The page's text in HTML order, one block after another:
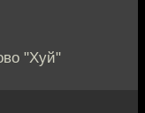
"Хуй"